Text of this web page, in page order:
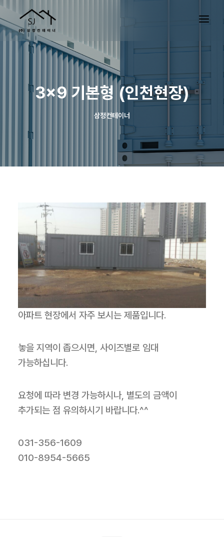
3×9 기본형 (인천현장)
삼정컨테이너
아파트 현장에서 자주 보시는 제품입니다.
놓을 지역이 좁으시면, 사이즈별로 임대
가능하십니다.
요청에 따라 변경 가능하시나, 별도의 금액이
추가되는 점 유의하시기 바랍니다.^^
031-356-1609
010-8954-5665